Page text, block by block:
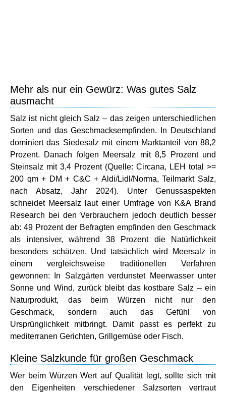
Mehr als nur ein Gewürz: Was gutes Salz
ausmacht
Salz ist nicht gleich Salz – das zeigen unterschiedlichen
Sorten und das Geschmacksempfinden. In Deutschland
dominiert das Siedesalz mit einem Marktanteil von 88,2
Prozent. Danach folgen Meersalz mit 8,5 Prozent und
Steinsalz mit 3,4 Prozent (Quelle: Circana, LEH total >=
200 qm + DM + C&C + Aldi/Lidl/Norma, Teilmarkt Salz,
nach Absatz, Jahr 2024). Unter Genussaspekten
schneidet Meersalz laut einer Umfrage von K&A Brand
Research bei den Verbrauchern jedoch deutlich besser
ab: 49 Prozent der Befragten empfinden den Geschmack
als intensiver, während 38 Prozent die Natürlichkeit
besonders schätzen. Und tatsächlich wird Meersalz in
einem vergleichsweise traditionellen Verfahren
gewonnen: In Salzgärten verdunstet Meerwasser unter
Sonne und Wind, zurück bleibt das kostbare Salz – ein
Naturprodukt, das beim Würzen nicht nur den
Geschmack, sondern auch das Gefühl von
Ursprünglichkeit mitbringt. Damit passt es perfekt zu
mediterranen Gerichten, Grillgemüse oder Fisch.
Kleine Salzkunde für großen Geschmack
Wer beim Würzen Wert auf Qualität legt, sollte sich mit
den Eigenheiten verschiedener Salzsorten vertraut